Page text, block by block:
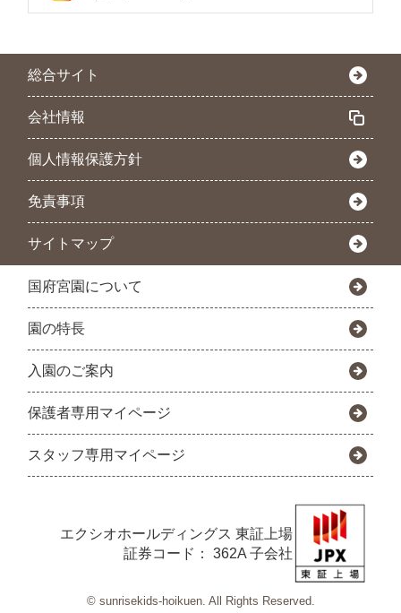
総合サイト
会社情報
個人情報保護方針
免責事項
サイトマップ
国府宮園について
園の特長
入園のご案内
保護者専用マイページ
スタッフ専用マイページ
エクシオホールディングス 東証上場
証券コード： 362A 子会社
© sunrisekids-hoikuen. All Rights Reserved.